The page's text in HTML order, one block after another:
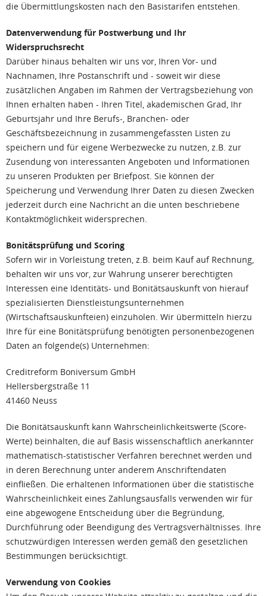
die Übermittlungskosten nach den Basistarifen entstehen.
Datenverwendung für Postwerbung und Ihr
Widerspruchsrecht
Darüber hinaus behalten wir uns vor, Ihren Vor- und
Nachnamen, Ihre Postanschrift und - soweit wir diese
zusätzlichen Angaben im Rahmen der Vertragsbeziehung von
Ihnen erhalten haben - Ihren Titel, akademischen Grad, Ihr
Geburtsjahr und Ihre Berufs-, Branchen- oder
Geschäftsbezeichnung in zusammengefassten Listen zu
speichern und für eigene Werbezwecke zu nutzen, z.B. zur
Zusendung von interessanten Angeboten und Informationen
zu unseren Produkten per Briefpost. Sie können der
Speicherung und Verwendung Ihrer Daten zu diesen Zwecken
jederzeit durch eine Nachricht an die unten beschriebene
Kontaktmöglichkeit widersprechen.
Bonitätsprüfung und Scoring
Sofern wir in Vorleistung treten, z.B. beim Kauf auf Rechnung,
behalten wir uns vor, zur Wahrung unserer berechtigten
Interessen eine Identitäts- und Bonitätsauskunft von hierauf
spezialisierten Dienstleistungsunternehmen
(Wirtschaftsauskunfteien) einzuholen. Wir übermitteln hierzu
Ihre für eine Bonitätsprüfung benötigten personenbezogenen
Daten an folgende(s) Unternehmen:
Creditreform Boniversum GmbH
Hellersbergstraße 11
41460 Neuss
Die Bonitätsauskunft kann Wahrscheinlichkeitswerte (Score-
Werte) beinhalten, die auf Basis wissenschaftlich anerkannter
mathematisch-statistischer Verfahren berechnet werden und
in deren Berechnung unter anderem Anschriftendaten
einfließen. Die erhaltenen Informationen über die statistische
Wahrscheinlichkeit eines Zahlungsausfalls verwenden wir für
eine abgewogene Entscheidung über die Begründung,
Durchführung oder Beendigung des Vertragsverhältnisses. Ihre
schutzwürdigen Interessen werden gemäß den gesetzlichen
Bestimmungen berücksichtigt.
Verwendung von Cookies